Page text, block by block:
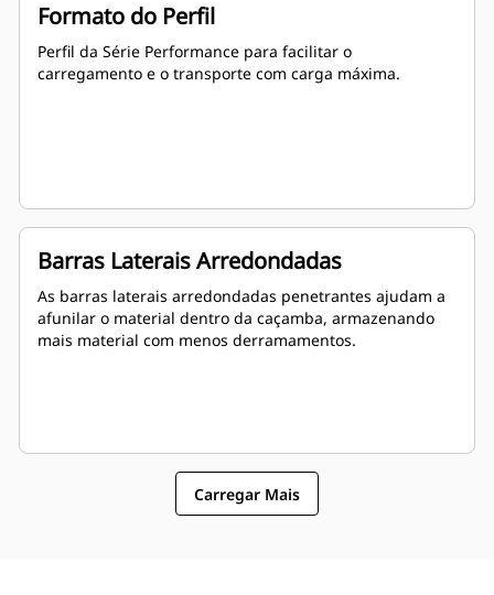
Formato do Perfil
Perfil da Série Performance para facilitar o
carregamento e o transporte com carga máxima.
Barras Laterais Arredondadas
As barras laterais arredondadas penetrantes ajudam a
afunilar o material dentro da caçamba, armazenando
mais material com menos derramamentos.
Carregar Mais